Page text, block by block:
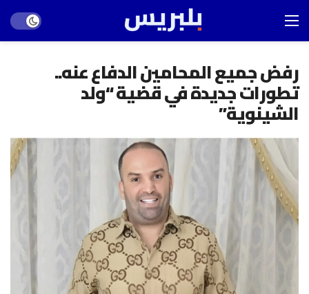
mode
رفض جميع المحامين الدفاع عنه..
تطورات جديدة في قضية “ولد
الشينوية”